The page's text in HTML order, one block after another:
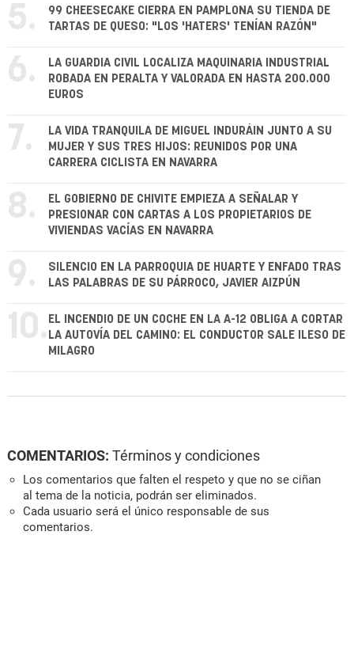
5.
99 CHEESECAKE CIERRA EN PAMPLONA SU TIENDA DE
TARTAS DE QUESO: "LOS 'HATERS' TENÍAN RAZÓN"
6.
LA GUARDIA CIVIL LOCALIZA MAQUINARIA INDUSTRIAL
ROBADA EN PERALTA Y VALORADA EN HASTA 200.000
EUROS
7.
LA VIDA TRANQUILA DE MIGUEL INDURÁIN JUNTO A SU
MUJER Y SUS TRES HIJOS: REUNIDOS POR UNA
CARRERA CICLISTA EN NAVARRA
8.
EL GOBIERNO DE CHIVITE EMPIEZA A SEÑALAR Y
PRESIONAR CON CARTAS A LOS PROPIETARIOS DE
VIVIENDAS VACÍAS EN NAVARRA
9.
SILENCIO EN LA PARROQUIA DE HUARTE Y ENFADO TRAS
LAS PALABRAS DE SU PÁRROCO, JAVIER AIZPÚN
10. EL INCENDIO DE UN COCHE EN LA A-12 OBLIGA A CORTAR
LA AUTOVÍA DEL CAMINO: EL CONDUCTOR SALE ILESO DE
MILAGRO
COMENTARIOS: Términos y condiciones
Los comentarios que falten el respeto y que no se ciñan
al tema de la noticia, podrán ser eliminados.
Cada usuario será el único responsable de sus
comentarios.